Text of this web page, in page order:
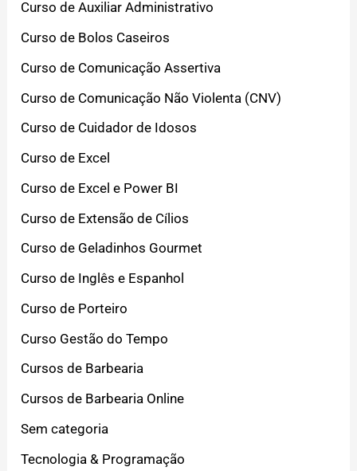
Curso de Auxiliar Administrativo
Curso de Bolos Caseiros
Curso de Comunicação Assertiva
Curso de Comunicação Não Violenta (CNV)
Curso de Cuidador de Idosos
Curso de Excel
Curso de Excel e Power BI
Curso de Extensão de Cílios
Curso de Geladinhos Gourmet
Curso de Inglês e Espanhol
Curso de Porteiro
Curso Gestão do Tempo
Cursos de Barbearia
Cursos de Barbearia Online
Sem categoria
Tecnologia & Programação